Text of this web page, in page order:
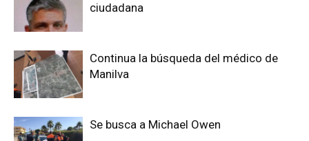
ciudadana
Continua la búsqueda del médico de
Manilva
Se busca a Michael Owen